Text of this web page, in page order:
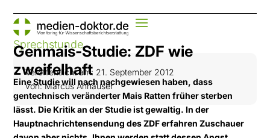
Sprechstunde
Genmais-Studie: ZDF wie
zweifelhaft
Veröffentlicht am: 21. September 2012
von: Marcus Anhäuser
Eine Studie will nach nachgewiesen haben, dass
gentechnisch veränderter Mais Ratten frühersterben
lässt. Die Kritik an der Studie ist gewaltig. In der
Hauptnachrichtensendung des ZDFerfahren Zuschauer